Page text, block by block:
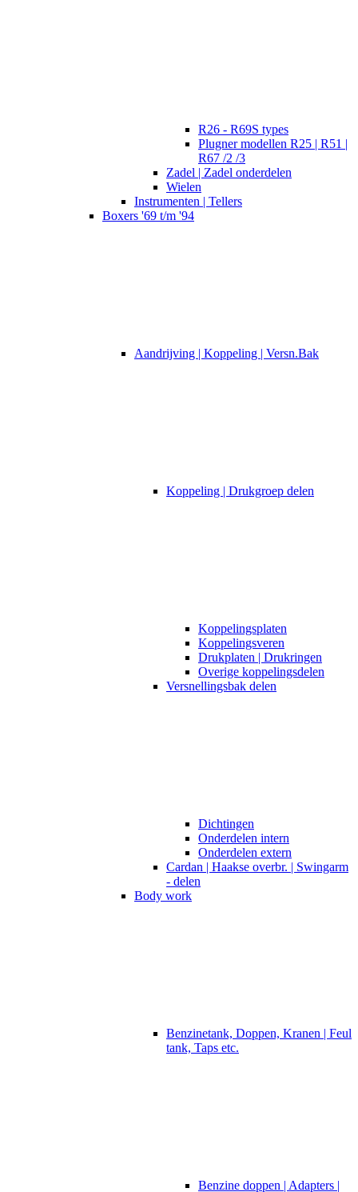
R26 - R69S types
Plugner modellen R25 | R51 |
R67 /2 /3
Zadel | Zadel onderdelen
Wielen
Instrumenten | Tellers
Boxers '69 t/m '94
Aandrijving | Koppeling | Versn.Bak
Koppeling | Drukgroep delen
Koppelingsplaten
Koppelingsveren
Drukplaten | Drukringen
Overige koppelingsdelen
Versnellingsbak delen
Dichtingen
Onderdelen intern
Onderdelen extern
Cardan | Haakse overbr. | Swingarm
- delen
Body work
Benzinetank, Doppen, Kranen | Feul
tank, Taps etc.
Benzine doppen | Adapters |